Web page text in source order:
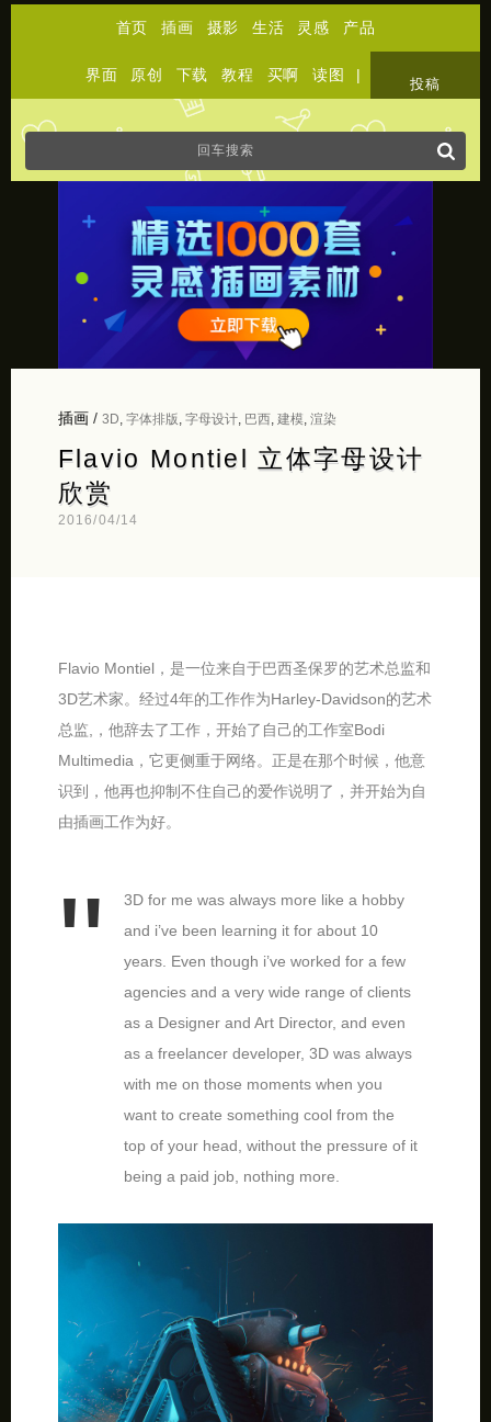
首页 插画 摄影 生活 灵感 产品
界面 原创 下载 教程 买啊 读图 |
投稿
插画/ 3D 字体排版 字母设计, 巴西, 建模, 渲染
Flavio Montiel 立体字母设计
欣赏
2016/04/14
Flavio Montiel，是一位来自于巴西圣保罗的艺术总监和
3D艺术家。经过4年的工作作为Harley-Davidson的艺术
总监,，他辞去了工作，开始了自己的工作室Bodi
Multimedia，它更侧重于网络。正是在那个时候，他意
识到，他再也抑制不住自己的爱作说明了，并开始为自
由插画工作为好。
3D for me was always more like a hobby
and i’ve been learning it for about 10
years. Even though i’ve worked for a few
agencies and a very wide range of clients
as a Designer and Art Director, and even
as a freelancer developer, 3D was always
with me on those moments when you
want to create something cool from the
top of your head, without the pressure of it
being a paid job, nothing more.